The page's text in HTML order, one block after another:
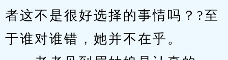
者这不是很好选择的事情吗？?至
于谁对谁错，她并不在乎。